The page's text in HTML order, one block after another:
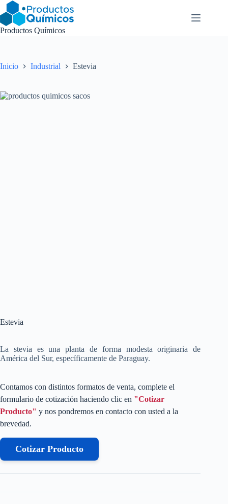
Saltar
al
contenido
Productos Químicos
Inicio Industrial Estevia
Estevia
La stevia es una planta de forma modesta originaria de
América del Sur, específicamente de Paraguay.
Contamos con distintos formatos de venta, complete el
formulario de cotización haciendo clic en "Cotizar
Producto" y nos pondremos en contacto con usted a la
brevedad.
Cotizar Producto